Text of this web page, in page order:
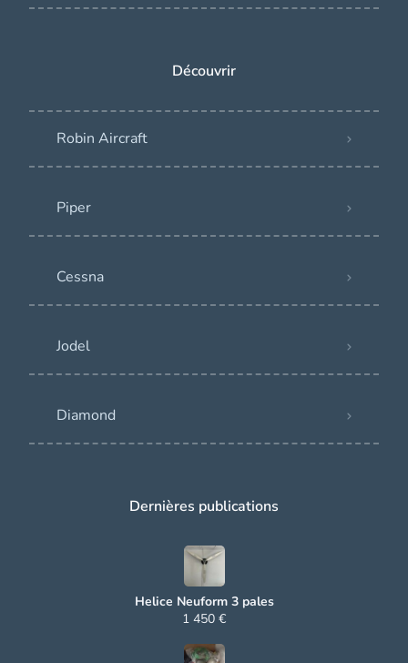
Découvrir
Robin Aircraft
Piper
Cessna
Jodel
Diamond
Dernières publications
Helice Neuform 3 pales
1 450 €